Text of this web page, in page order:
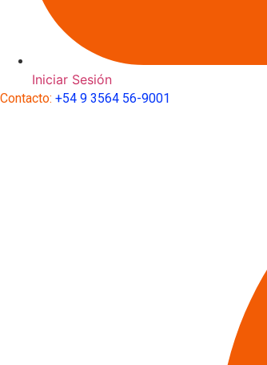
Iniciar Sesión
Contacto: +54 9 3564 56-9001